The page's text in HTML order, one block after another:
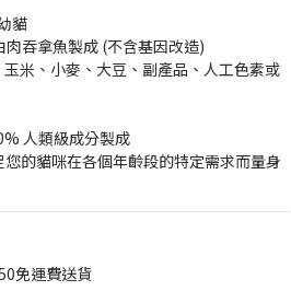
貓
吞拿魚製成 (不含基因改造)
米、小麥、大豆、副產品、人工色素或
人類級成分製成
的貓咪在各個年齡段的特定需求而量身
免運費送貨